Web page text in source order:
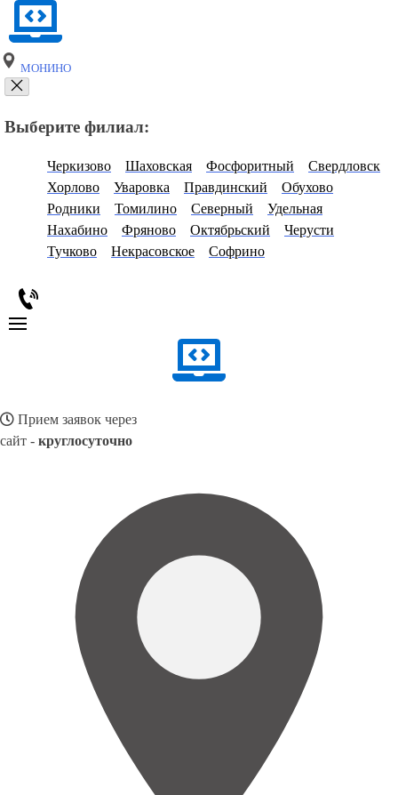
МОНИНО
Выберите филиал:
Черкизово Шаховская Фосфоритный
Свердловск
Хорлово
Уваровка Правдинский
Обухово
Родники
Томилино Северный
Удельная
Нахабино
Фряново Октябрьский
Черусти
Тучково
Некрасовское Софрино
Прием заявок через
сайт - круглосуточно